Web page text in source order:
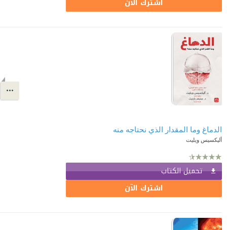
الدماغ وما المقدار الذي نحتاجه منه
أليكسيس ويليت
تحميل الكتاب
اشترك الآن